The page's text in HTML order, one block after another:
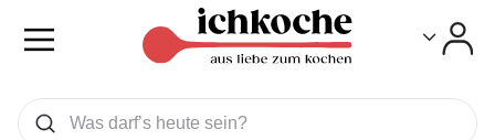
Was wollen Sie suchen
Suchen